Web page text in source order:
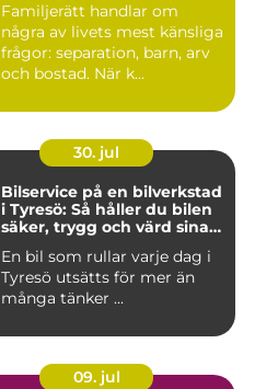
Familjerätt handlar om
några av livets mest känsliga
frågor: separation, barn, arv
och bostad. När k...
30. jul
Bilservice på en bilverkstad
i Tyresö: Så håller du bilen
säker, trygg och värd sina
En bil som rullar varje dag i
Tyresö utsätts för mer än
många tänker ...
09. jul